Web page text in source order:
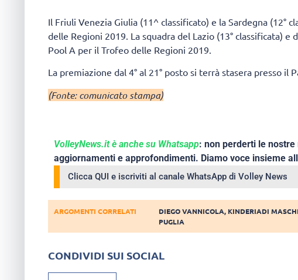
Il Friuli Venezia Giulia (11^ classificato) e la Sardegna (12°
delle Regioni 2019. La squadra del Lazio (13° classificata) e
Pool A per il Trofeo delle Regioni 2019.
La premiazione dal 4° al 21° posto si terrà stasera presso il
(Fonte: comunicato stampa)
VolleyNews.it è anche su Whatsapp: non perderti le
aggiornamenti e approfondimenti. Diamo voce insieme
Clicca QUI e iscriviti al canale WhatsApp di Volley News
ARGOMENTI CORRELATI DIEGO VANNICOLA, KINDERIADI
PUGLIA
CONDIVIDI SUI SOCIAL